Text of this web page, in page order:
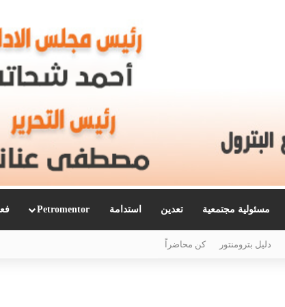
مسئولية مجتمعية تعدين استدامة Petromentor
دليل بترومنتور كن محاضراً